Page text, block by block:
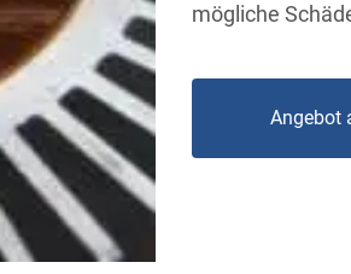
mögliche
Angebot